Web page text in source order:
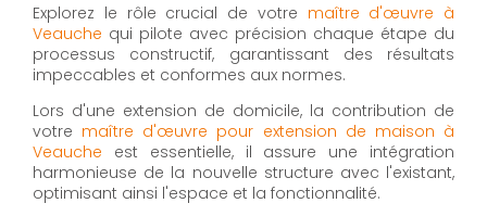
Explorez le rôle crucial de votre maître d'œuvre à
Veauche qui pilote avec précision chaque étape du
processus constructif, garantissant des résultats
impeccables et conformes aux normes.
Lors d'une extension de domicile, la contribution de
votre maître d'œuvre pour extension de maison à
Veauche est essentielle, il assure une intégration
harmonieuse de la nouvelle structure avec l'existant,
optimisant ainsi l'espace et la fonctionnalité.